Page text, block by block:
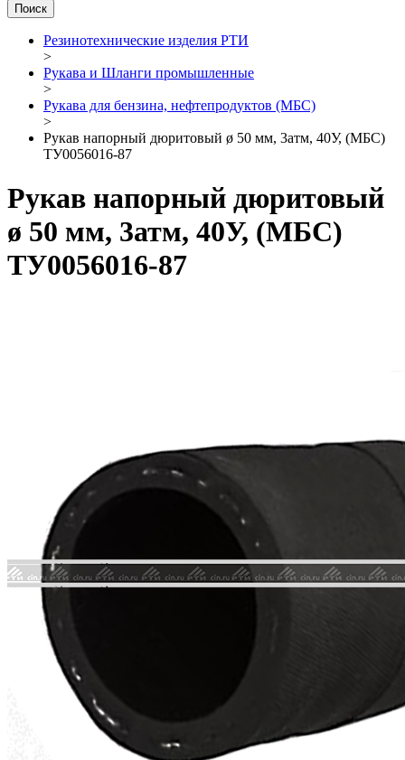
Резинотехнические изделия РТИ
>
Рукава и Шланги промышленные
>
Рукава для бензина, нефтепродуктов (МБС)
>
Рукав напорный дюритовый ø 50 мм, 3атм, 40У, (МБС)
ТУ0056016-87
Рукав напорный дюритовый
ø 50 мм, 3атм, 40У, (МБС)
ТУ0056016-87